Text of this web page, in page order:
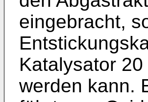
eingebracht,
Katalysator
werden kann.